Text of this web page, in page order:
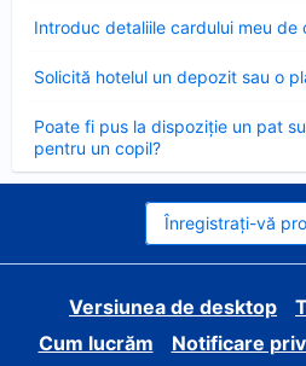
Introduc detaliile cardului meu de
închis
Solicită hotelul un depozit sau o
închis
Poate fi pus la dispoziție un pat
pentru un copil?
închis
Înregistrați-vă
Versiunea de desktop
Cum lucrăm
Notificare